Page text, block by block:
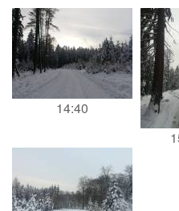
14:40